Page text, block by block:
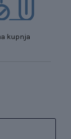
kupnja